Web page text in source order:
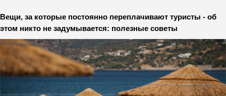
Вещи, за которые постоянно переплачивают туристы - об
этом никто не задумывается: полезные советы